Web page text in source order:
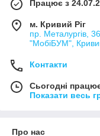
Працює з
м. Кривий Ріг
пр. Металургів,
"МобіБУМ",
Контакти
Сьогодні
Показати весь
Про нас